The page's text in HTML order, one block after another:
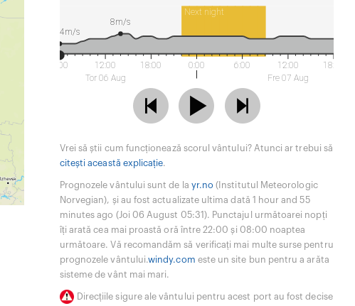
Next night
6:00
12:00
Tor 06 Aug
18:00 0:00 6:00
12:00
Fre 07 Aug
18:00
8m/s
4m/s
Vrei să știi cum funcționează scorul vântului? Atunci ar trebui să
citești această explicație.
Prognozele vântului sunt de la yr.no (Institutul Meteorologic
Norvegian), și au fost actualizate ultima dată 1 hour and 55
minutes ago (Joi 06 August 05:31). Punctajul următoarei nopți
îți arată cea mai proastă oră între 22:00 și 08:00 noaptea
următoare. Vă recomandăm să verificați mai multe surse pentru
prognozele vântului.windy.com este un site bun pentru a arăta
sisteme de vânt mai mari.
Direcțiile sigure ale vântului pentru acest port au fost decise